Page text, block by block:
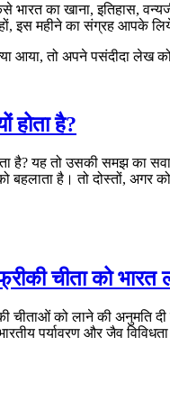
का खाना, इतिहास,
हों, इस महीने का संग्रह आपके
आया, तो अपने पसंदीदा
होता है?
है? यह तो उसकी समझ का
बहलाता है। तो दोस्तों, अगर
चीता को भारत
चीताओं को लाने की अनुमति
पर्यावरण और जैव विविधता